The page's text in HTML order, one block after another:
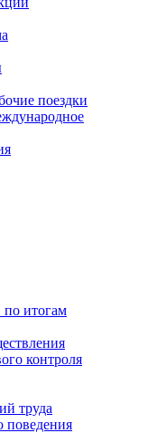
поездки
итогам
контроля
труда
поведения